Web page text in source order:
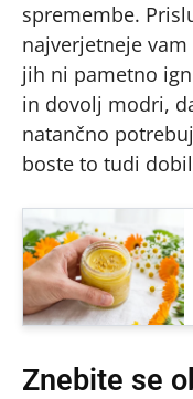
spremembe.
najverjetneje
jih ni pametno
in dovolj modri,
natančno
boste to tudi
Znebite se